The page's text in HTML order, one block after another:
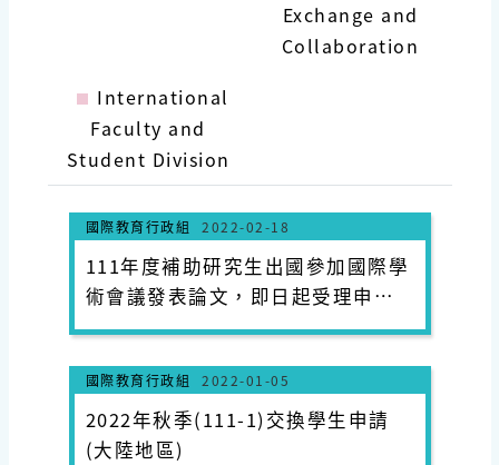
Exchange and
Collaboration
International
Faculty and
Student Division
國際教育行政組 2022-02-18
111年度補助研究生出國參加國際學
術會議發表論文，即日起受理申請
Funding Application for
International Academic
Conference
國際教育行政組 2022-01-05
2022年秋季(111-1)交換學生申請
(大陸地區)